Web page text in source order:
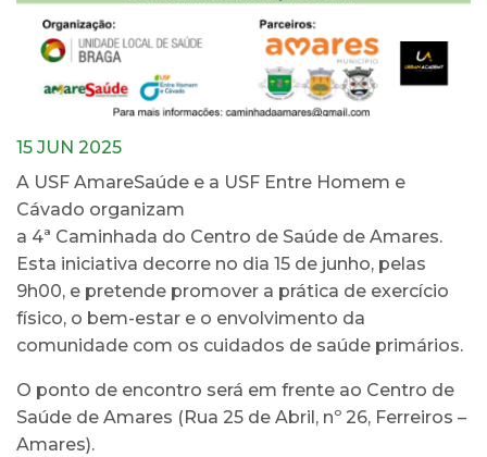
15 JUN 2025
A USF AmareSaúde e a USF Entre Homem e
Cávado organizam
a 4ª Caminhada do Centro de Saúde de Amares.
Esta iniciativa decorre no dia 15 de junho, pelas
9h00, e pretende promover a prática de exercício
físico, o bem-estar e o envolvimento da
comunidade com os cuidados de saúde primários.
O ponto de encontro será em frente ao Centro de
Saúde de Amares (Rua 25 de Abril, nº 26, Ferreiros –
Amares).